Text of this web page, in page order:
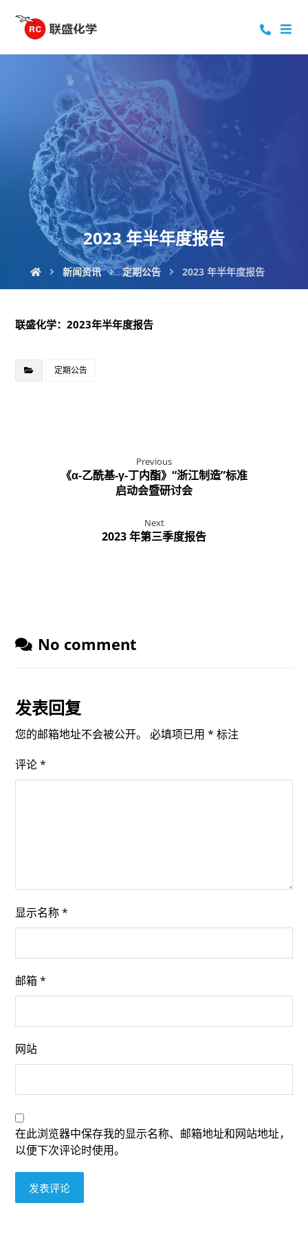
2023 年半年度报告
新闻资讯 定期公告 2023 年半年度报告
联盛化学：2023年半年度报告
定期公告
Previous
《α-乙酰基-γ-丁内酯》“浙江制造”标准
启动会暨研讨会
Next
2023 年第三季度报告
No comment
发表回复
您的邮箱地址不会被公开。 必填项已用* 标注
评论*
显示名称*
邮箱*
网站
在此浏览器中保存我的显示名称、邮箱地址和网站地址，
以便下次评论时使用。
发表评论